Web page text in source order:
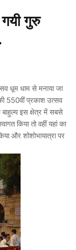
गुरु
धूम धाम से मनाया जा
550वीं प्रकाश उत्सव
इस क्षेत्र में सबसे
किया तो वहीं यहां का
और शोशोभायात्रा पर